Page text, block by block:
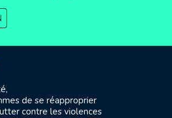
de se réapproprier
contre les violences